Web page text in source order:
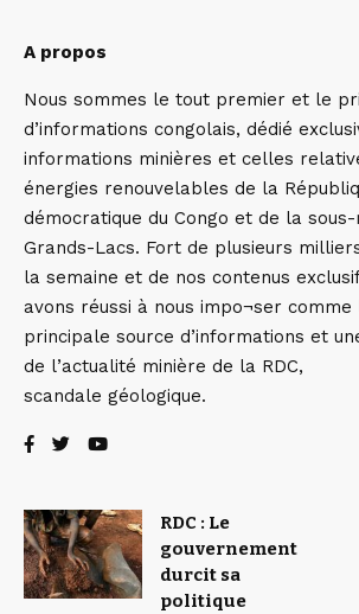
A propos
Nous sommes le tout premier et le
d’informations congolais, dédié
informations minières et celles
énergies renouvelables de la
démocratique du Congo et de la
Grands-Lacs. Fort de plusieurs
la semaine et de nos contenus
avons réussi à nous impo¬ser comme
principale source d’informations et
de l’actualité minière de la RDC,
scandale géologique.
RDC : Le
gouvernement
durcit sa
politique